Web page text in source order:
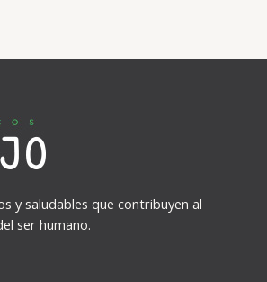
y saludables que contribuyen al
ser humano.